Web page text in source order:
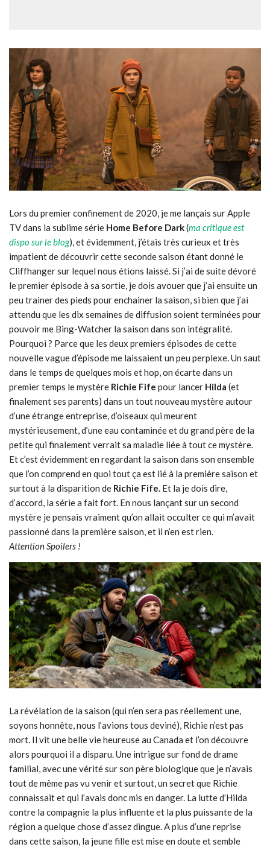
Lors du premier confinement de 2020, je me lançais sur Apple
TV dans la sublime série Home Before Dark(ma critique est
dispo sur le blog), et évidemment, j’étais très curieux et très
impatient de découvrir cette seconde saison étant donné le
Cliffhanger sur lequel nous étions laissé. Si j’ai de suite dévoré
le premier épisode à sa sortie, je dois avouer que j’ai ensuite un
peu trainer des pieds pour enchainer la saison, si bien que j’ai
attendu que les dix semaines de diffusion soient terminées pour
pouvoir me Bing-Watcher la saison dans son intégralité.
Pourquoi ? Parce que les deux premiers épisodes de cette
nouvelle vague d’épisode me laissaient un peu perplexe. Un saut
dans le temps de quelques mois et hop, on écarte dans un
premier temps le mystère Richie Fife pour lancer Hilda (et
finalement ses parents) dans un tout nouveau mystère autour
d’une étrange entreprise, d’oiseaux qui meurent
mystérieusement, d’une eau contaminée et du grand père de la
petite qui finalement verrait sa maladie liée à tout ce mystère.
Et c’est évidemment en regardant la saison dans son ensemble
que l’on comprend en quoi tout ça est lié à la première saison et
surtout à la disparition de Richie Fife. Et la je dois dire,
d’accord, la série a fait fort. En nous lançant sur un second
mystère je pensais vraiment qu’on allait occulter ce qui m’avait
passionné dans la première saison, et il n’en est rien.
Attention Spoilers !
La révélation de la saison (qui n’en sera pas réellement une,
soyons honnête, nous l’avions tous deviné), Richie n’est pas
mort. Il vit une belle vie heureuse au Canada et l’on découvre
alors pourquoi il a disparu. Une intrigue sur fond de drame
familial, avec une vérité sur son père biologique que je n’avais
tout de même pas vu venir et surtout, un secret que Richie
connaissait et qui l’avais donc mis en danger. La lutte d’Hilda
contre la compagnie la plus influente et la plus puissante de la
région a quelque chose d’assez dingue. A plus d’une reprise
dans cette saison, la jeune fille est mise en doute et semble